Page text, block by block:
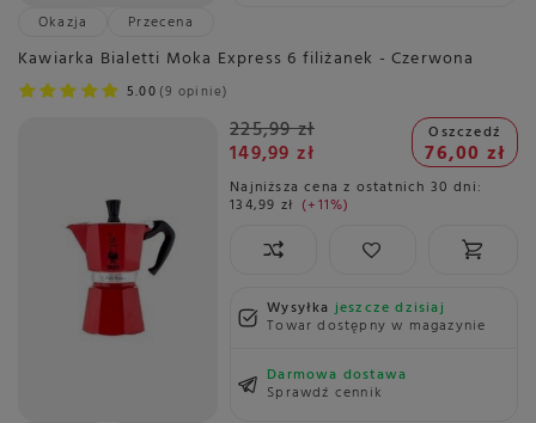
Okazja
Przecena
Kawiarka Bialetti Moka Express 6 filiżanek - Czerwona
5.00 9 opinie
225,99 zł
149,99 zł
Oszczedź
76,00 zł
Najniższa cena z ostatnich 30 dni:
134,99 zł +11%
Wysyłkajeszcze dzisiaj
Towar dostępny w magazynie
Darmowa dostawa
Sprawdź cennik